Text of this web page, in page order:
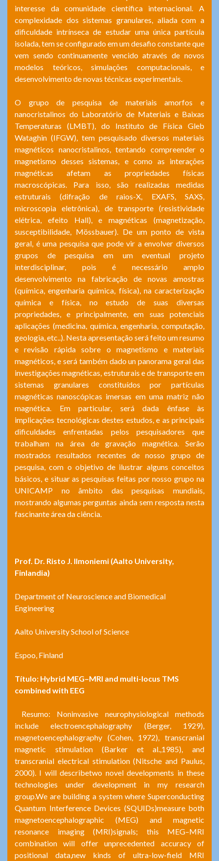
interesse da comunidade científica internacional. A
complexidade dos sistemas granulares, aliada com a
dificuldade intrínseca de estudar uma única partícula
isolada, tem se configurado em um desafio constante que
vem sendo continuamente vencido através de novos
modelos teóricos, simulações computacionais, e
desenvolvimento de novas técnicas experimentais.
O grupo de pesquisa de materiais amorfos e
nanocristalinos do Laboratório de Materiais e Baixas
Temperaturas (LMBT), do Instituto de Física Gleb
Wataghin (IFGW), tem pesquisado diversos materiais
magnéticos nanocristalinos, tentando compreender o
magnetismo desses sistemas, e como as interações
magnéticas afetam as propriedades físicas
macroscópicas. Para isso, são realizadas medidas
estruturais (difração de raios-X, EXAFS, SAXS,
microscopia eletrônica), de transporte (resistividade
elétrica, efeito Hall), e magnéticas (magnetização,
susceptibilidade, Mössbauer). De um ponto de vista
geral, é uma pesquisa que pode vir a envolver diversos
grupos de pesquisa em um eventual projeto
interdisciplinar, pois é necessário amplo
desenvolvimento na fabricação de novas amostras
(química, engenharia química, física), na caracterização
química e física, no estudo de suas diversas
propriedades, e principalmente, em suas potenciais
aplicações (medicina, química, engenharia, computação,
geologia, etc..). Nesta apresentação será feito um resumo
e revisão rápida sobre o magnetismo e materiais
magnéticos, e será também dado un panorama geral das
investigações magnéticas, estruturais e de transporte em
sistemas granulares constituídos por partículas
magnéticas nanoscópicas imersas em uma matriz não
magnética. Em particular, será dada ênfase às
implicações tecnológicas destes estudos, e as principais
dificuldades enfrentadas pelos pesquisadores que
trabalham na área de gravação magnética. Serão
mostrados resultados recentes de nosso grupo de
pesquisa, com o objetivo de ilustrar alguns conceitos
básicos, e situar as pesquisas feitas por nosso grupo na
UNICAMP no âmbito das pesquisas mundiais,
mostrando algumas perguntas ainda sem resposta nesta
fascinante área da ciência.
Prof. Dr. Risto J. Ilmoniemi (Aalto University,
Finlandia)
Department of Neuroscience and Biomedical
Engineering
Aalto University School of Science
Espoo, Finland
Título: Hybrid MEG–MRI and multi-locus TMS
combined with EEG
Resumo: Noninvasive neurophysiological methods
include electroencephalography (Berger, 1929),
magnetoencephalography (Cohen, 1972), transcranial
magnetic stimulation (Barker et al.,1985), and
transcranial electrical stimulation (Nitsche and Paulus,
2000). I will describetwo novel developments in these
technologies under development in my research
group.We are building a system where Superconducting
Quantum Interference Devices (SQUIDs)measure both
magnetoencephalographic (MEG) and magnetic
resonance imaging (MRI)signals; this MEG–MRI
combination will offer unprecedented accuracy of
positional data,new kinds of ultra-low-field MRI